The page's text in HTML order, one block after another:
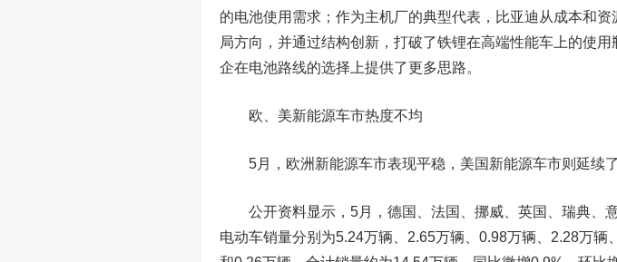
的电池使用需求；作为主机厂的典型代表，比亚迪从成本和
局方向，并通过结构创新，打破了铁锂在高端性能车上的使
企在电池路线的选择上提供了更多思路。
欧、美新能源车市热度不均
5月，欧洲新能源车市表现平稳，美国新能源车市则延续了
公开资料显示，5月，德国、法国、挪威、英国、瑞典、
电动车销量分别为5.24万辆、2.65万辆、0.98万辆、2.28万辆